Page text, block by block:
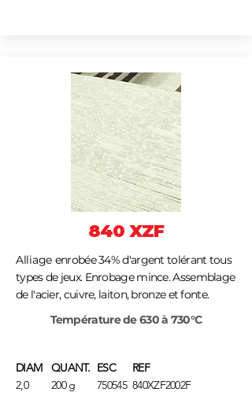
840 XZF
Alliage enrobée 34% d'argent tolérant tous
types de jeux. Enrobage mince. Assemblage
de l'acier, cuivre, laiton, bronze et fonte.
Température de 630 à 730°C
DIAM
2,0
QUANT.
200 g
ESC
750545
REF
840XZF2002F